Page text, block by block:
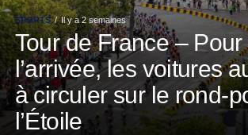
SPORTS Il y a 2 semaines
Tour de France –
l’arrivée, les voitures
à circuler sur le rond-
l’Étoile